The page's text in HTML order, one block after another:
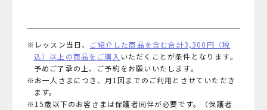
※レッスン当日、 ご紹介した商品を含む合計3,300円（税
込）以上の商品をご購入 いただくことが条件となります。
予めご了承の上、ご予約をお願いいたします。
※お一人さまにつき、月1回までのご利用とさせていただき
ます。
※15歳以下のお客さまは保護者同伴が必要です。（保護者